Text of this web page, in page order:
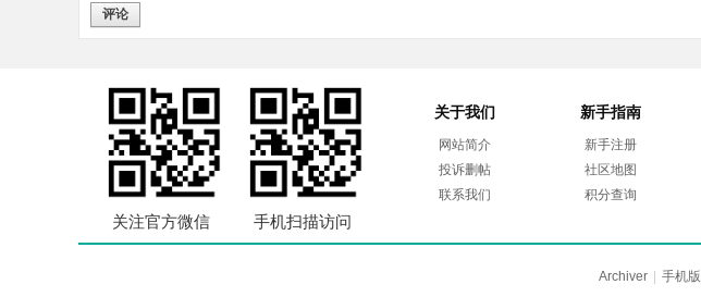
评论
关注官方微信 手机扫描访问
关于我们
网站简介
投诉删帖
联系我们
新手指南
新手注册
社区地图
积分查询
Archiver 手机版